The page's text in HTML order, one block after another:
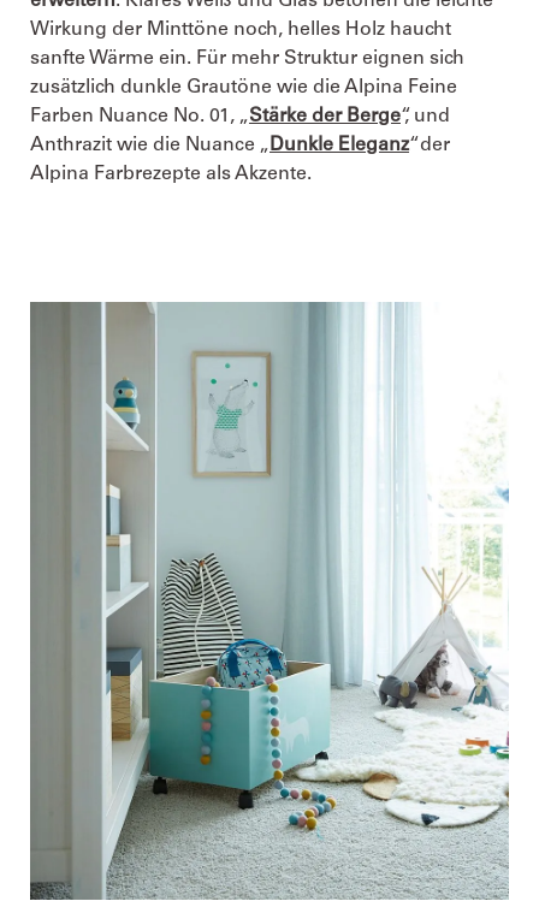
Wirkung der Minttöne noch, helles Holz haucht
sanfte Wärme ein. Für mehr Struktur eignen sich
zusätzlich dunkle Grautöne wie die Alpina Feine
Farben Nuance No. 01, „Stärke der Berge“, und
Anthrazit wie die Nuance „ Dunkle Eleganz“der
Alpina Farbrezepte als Akzente.